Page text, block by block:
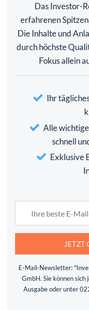
Das Investor-
erfahrenen
Die Inhalte und
durch höchste
Fokus allein
Ihr
Alle
schnell
Exklusive
JETZT
E-Mail-Newsletter:
GmbH. Sie können sich
Ausgabe oder unter